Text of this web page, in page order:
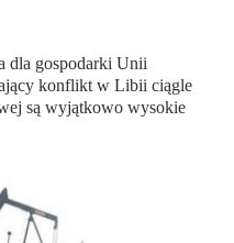
dla gospodarki Unii
konflikt w Libii ciągle
są wyjątkowo wysokie